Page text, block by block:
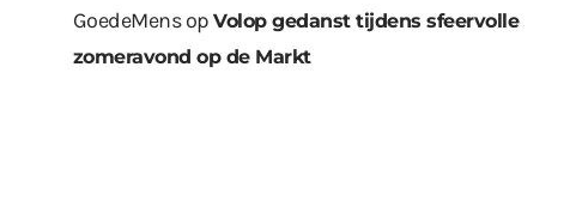
GoedeMensopVolop gedanst tijdens sfeervolle
zomeravond op de Markt